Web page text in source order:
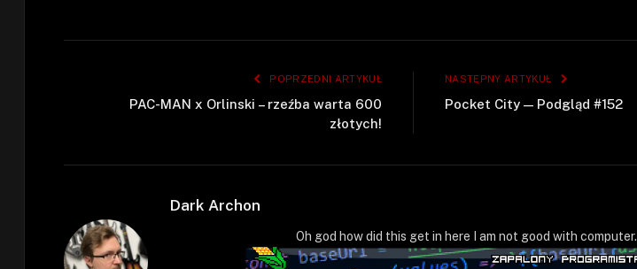
POPRZEDNI ARTYKUŁ
PAC-MAN x Orlinski – rzeźba warta 600
złotych!
NASTĘPNY ARTYKUŁ
Pocket City — Podgląd #152
Dark Archon
Oh god how did this get in here I am not good with computer.